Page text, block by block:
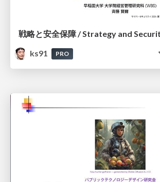
戦略と安全保障 / Strategy and
ks91
PRO